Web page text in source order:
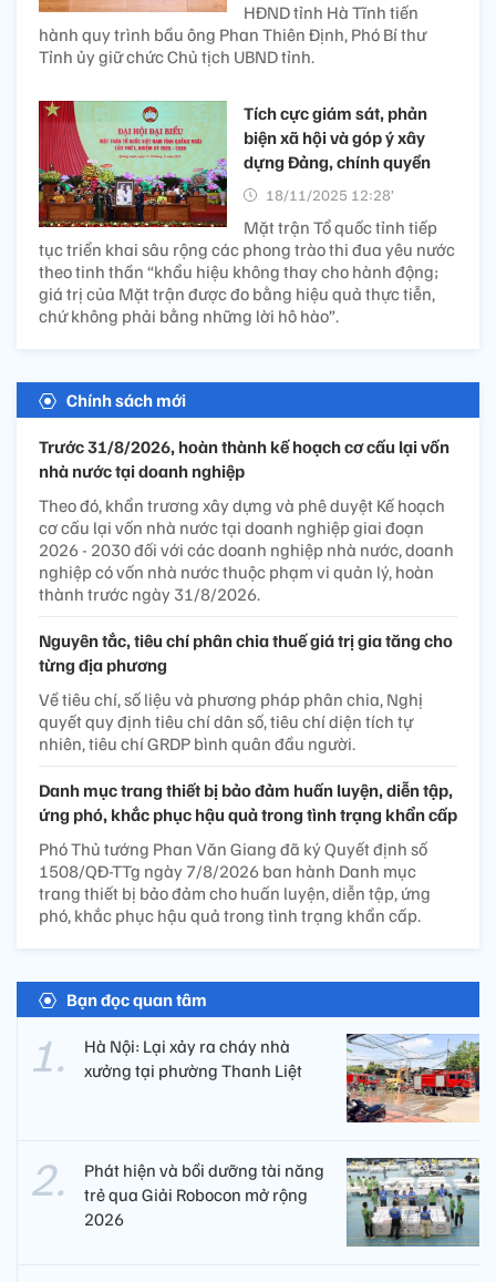
HĐND tỉnh Hà Tĩnh tiến
hành quy trình bầu ông Phan Thiên Định, Phó Bí thư
Tỉnh ủy giữ chức Chủ tịch UBND tỉnh.
Tích cực giám sát, phản
biện xã hội và góp ý xây
dựng Đảng, chính quyền
18/11/2025 12:28’
Mặt trận Tổ quốc tỉnh tiếp
tục triển khai sâu rộng các phong trào thi đua yêu nước
theo tinh thần “khẩu hiệu không thay cho hành động;
giá trị của Mặt trận được đo bằng hiệu quả thực tiễn,
chứ không phải bằng những lời hô hào”.
Chính sách mới
Trước 31/8/2026, hoàn thành kế hoạch cơ cấu lại vốn
nhà nước tại doanh nghiệp
Theo đó, khẩn trương xây dựng và phê duyệt Kế hoạch
cơ cấu lại vốn nhà nước tại doanh nghiệp giai đoạn
2026 - 2030 đối với các doanh nghiệp nhà nước, doanh
nghiệp có vốn nhà nước thuộc phạm vi quản lý, hoàn
thành trước ngày 31/8/2026.
Nguyên tắc, tiêu chí phân chia thuế giá trị gia tăng cho
từng địa phương
Về tiêu chí, số liệu và phương pháp phân chia, Nghị
quyết quy định tiêu chí dân số, tiêu chí diện tích tự
nhiên, tiêu chí GRDP bình quân đầu người.
Danh mục trang thiết bị bảo đảm huấn luyện, diễn tập,
ứng phó, khắc phục hậu quả trong tình trạng khẩn cấp
Phó Thủ tướng Phan Văn Giang đã ký Quyết định số
1508/QĐ-TTg ngày 7/8/2026 ban hành Danh mục
trang thiết bị bảo đảm cho huấn luyện, diễn tập, ứng
phó, khắc phục hậu quả trong tình trạng khẩn cấp.
Bạn đọc quan tâm
Hà Nội: Lại xảy ra cháy nhà
xưởng tại phường Thanh Liệt
Phát hiện và bồi dưỡng tài năng
trẻ qua Giải Robocon mở rộng
2026